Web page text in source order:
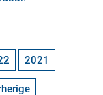
2021